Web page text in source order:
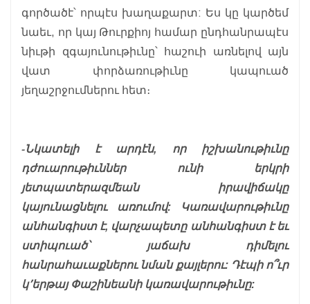
գործածէ՝ որպէս խաղաքարտ: Ես կը կարծեմ
նաեւ, որ կայ Թուրքիոյ համար ընդհանրապէս
նիւթի զգայունութիւնը՝ հաշուի առնելով այն
վատ փորձառութիւնը կապուած
յեղաշրջումներու հետ։
-Նկատելի է արդէն, որ իշխանութիւնը
դժուարութիւններ ունի երկրի
յետպատերազմեան իրավիճակը
կայունացնելու առումով: Կառավարութիւնը
անհանգիստ է, վարչապետը անհանգիստ է եւ
ստիպուած՝ յաճախ դիմելու
հանրահաւաքներու նման քայլերու: Դէպի ո՞ւր
կ՚երթայ Փաշինեանի կառավարութիւնը: